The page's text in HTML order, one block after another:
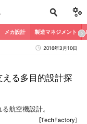
メカ設計 製造マネジメント
2016年3月10日
る多目的設計探
航空機設計。
[TechFactory]